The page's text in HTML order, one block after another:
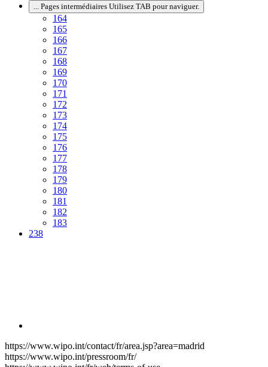
Pages intermédiaires Utilisez TAB pour naviguer.
164
165
166
167
168
169
170
171
172
173
174
175
176
177
178
179
180
181
182
183
238
https://www.wipo.int/contact/fr/area.jsp?area=madrid
https://www.wipo.int/pressroom/fr/